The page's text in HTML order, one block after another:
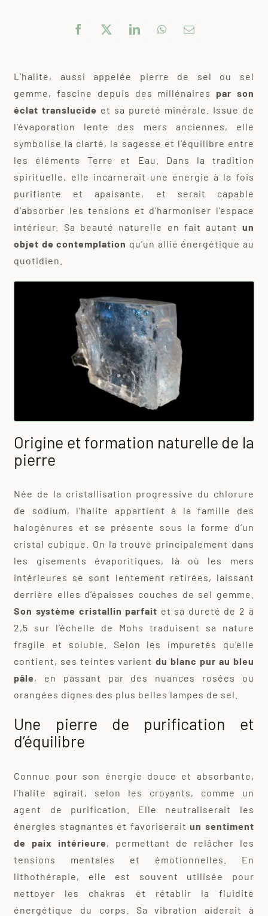
L’halite, aussi appelée pierre de sel ou sel
gemme, fascine depuis des millénaires par son
éclat translucide et sa pureté minérale. Issue de
l’évaporation lente des mers anciennes, elle
symbolise la clarté, la sagesse et l’équilibre entre
les éléments Terre et Eau. Dans la tradition
spirituelle, elle incarnerait une énergie à la fois
purifiante et apaisante, et serait capable
d’absorber les tensions et d’harmoniser l’espace
intérieur. Sa beauté naturelle en fait autant un
objet de contemplation qu’un allié énergétique au
quotidien.
Origine et formation naturelle de la
pierre
Née de la cristallisation progressive du chlorure
de sodium, l’halite appartient à la famille des
halogénures et se présente sous la forme d’un
cristal cubique. On la trouve principalement dans
les gisements évaporitiques, là où les mers
intérieures se sont lentement retirées, laissant
derrière elles d’épaisses couches de sel gemme.
Son système cristallin parfait et sa dureté de 2 à
2,5 sur l’échelle de Mohs traduisent sa nature
fragile et soluble. Selon les impuretés qu’elle
contient, ses teintes varient du blanc pur au bleu
pâle, en passant par des nuances rosées ou
orangées dignes des plus belles lampes de sel.
Une pierre de purification et
d’équilibre
Connue pour son énergie douce et absorbante,
l’halite agirait, selon les croyants, comme un
agent de purification. Elle neutraliserait les
énergies stagnantes et favoriseraitun sentiment
de paix intérieure, permettant de relâcher les
tensions mentales et émotionnelles. En
lithothérapie, elle est souvent utilisée pour
nettoyer les chakras et rétablir la fluidité
énergétique du corps. Sa vibration aiderait à